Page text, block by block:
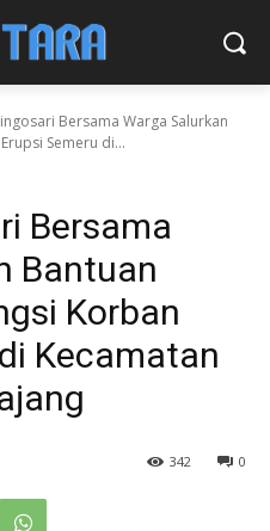
Bersama Warga Salurkan
Semeru di...
Bersama
Bantuan
Korban
Kecamatan
0
342